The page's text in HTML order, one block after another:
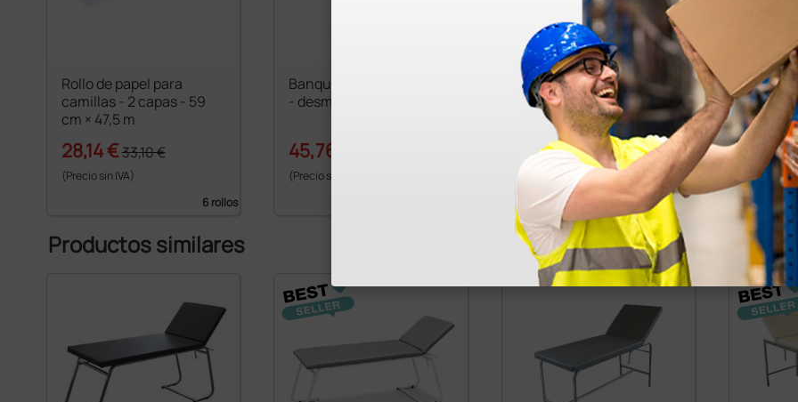
Rollo de papel para
camillas - 2 capas - 59
cm × 47,5 m
28,14 €33,10 €
(Precio sin IVA)
6 rollos
Banqueta de un peldaño
- desmontada
45,76 €
(Precio sin IVA)
Portarollos para camillas
Multifunción,
Ginecológicas y King
51,00 €
(Precio sin IVA)
1 ud.
Productos similares